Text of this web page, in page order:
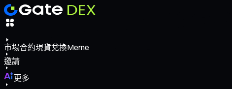
市場合約現貨兌換Meme
邀請
更多